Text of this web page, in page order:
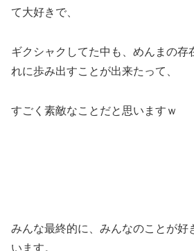
て大好きで、
ギクシャクしてた中も、めんまの存
れに歩み出すことが出来たって、
すごく素敵なことだと思いますｗ
みんな最終的に、みんなのことが好
います。